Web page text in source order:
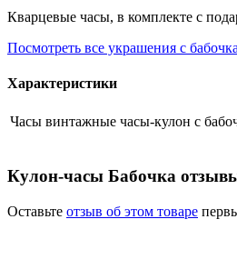
Кварцевые часы, в комплекте с
Посмотреть все украшения с
Характеристики
Часы винтажные часы-кулон с
Кулон-часы Бабочка
Оставьте отзыв об этом товаре